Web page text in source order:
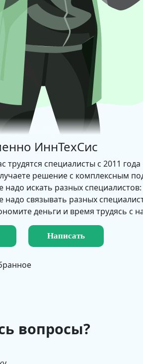
ИннТехСис
трудятся специалисты с 2011 года
решение с комплексным
надо искать разных
надо связывать разных
деньги и время трудясь с
Написать
вопросы?